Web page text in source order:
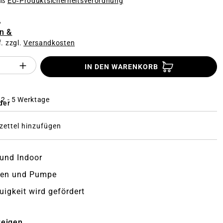
&
zzgl.Versandkosten
des Produktes "%product%":
IN DEN WARENKORB
- 5 Werktage
hinzufügen
Indoor
und Pumpe
wird gefördert